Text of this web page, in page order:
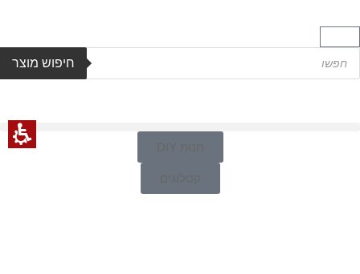
חיפוש מוצר
חנות DIY
קטלוגים